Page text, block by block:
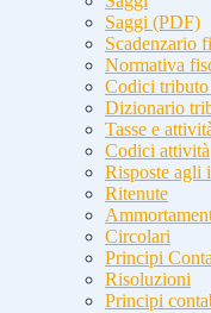
Saggi (PDF)
Scadenzario
Normativa
Codici tributo
Dizionario
Tasse e
Codici attività
Risposte agli
Ritenute
Circolari
Principi
Risoluzioni
Principi